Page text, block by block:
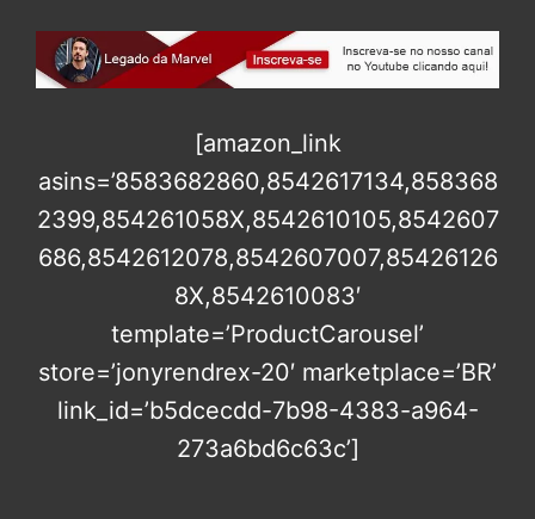
[amazon_link
asins=’8583682860,8542617134,858368
2399,854261058X,8542610105,8542607
686,8542612078,8542607007,85426126
8X,8542610083′
template=’ProductCarousel’
store=’jonyrendrex-20′ marketplace=’BR’
link_id=’b5dcecdd-7b98-4383-a964-
273a6bd6c63c’]